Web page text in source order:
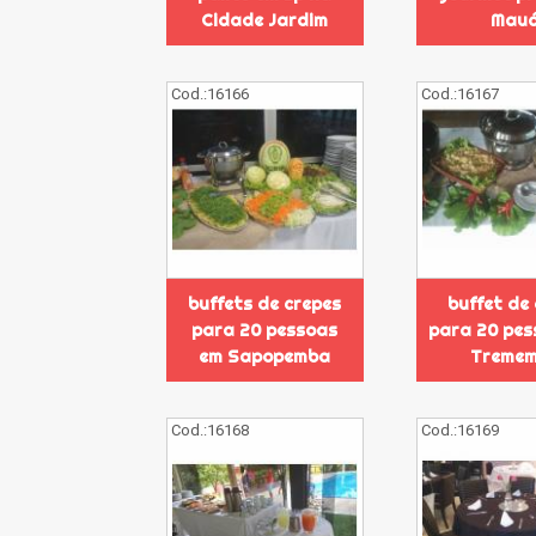
Cidade Jardim
Cod.:16166
buffets de crepes
para 20 pessoas
em Sapopemba
Cod.:16167
buffet de
para 20
Cod.:16168 Cod.:16169